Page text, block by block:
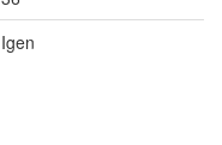
Igen